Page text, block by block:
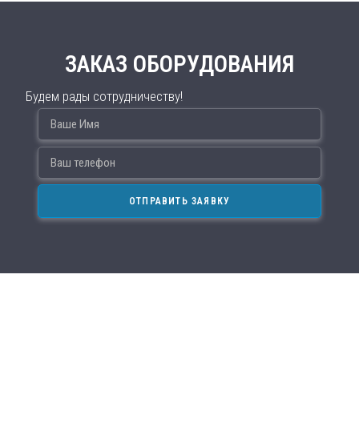
ЗАКАЗ ОБОРУДОВАНИЯ
Будем рады сотрудничеству!